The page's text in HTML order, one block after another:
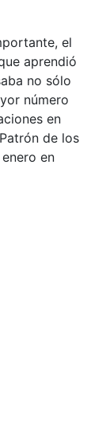
el
aprendió
no sólo
número
en
de los
en